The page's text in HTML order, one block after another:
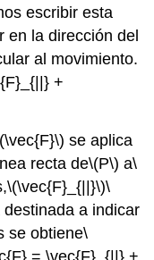
escribir esta
en la dirección del
al movimiento.
+
se aplica
recta de\(P\) a\
\(\vec{F}_{||}\)\
a indicar
se obtiene\